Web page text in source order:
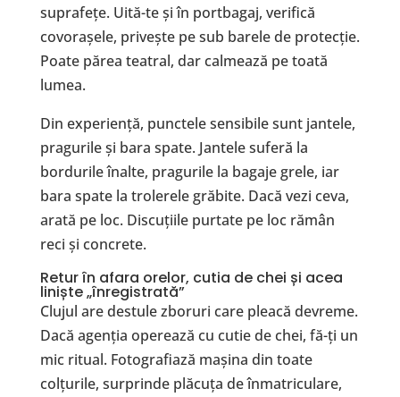
suprafețe. Uită-te și în portbagaj, verifică
covorașele, privește pe sub barele de protecție.
Poate părea teatral, dar calmează pe toată
lumea.
Din experiență, punctele sensibile sunt jantele,
pragurile și bara spate. Jantele suferă la
bordurile înalte, pragurile la bagaje grele, iar
bara spate la trolerele grăbite. Dacă vezi ceva,
arată pe loc. Discuțiile purtate pe loc rămân
reci și concrete.
Retur în afara orelor, cutia de chei și acea
liniște „înregistrată”
Clujul are destule zboruri care pleacă devreme.
Dacă agenția operează cu cutie de chei, fă-ți un
mic ritual. Fotografiază mașina din toate
colțurile, surprinde plăcuța de înmatriculare,